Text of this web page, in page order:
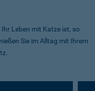
Leben mit Katze ist, so
Sie im Alltag mit Ihrem